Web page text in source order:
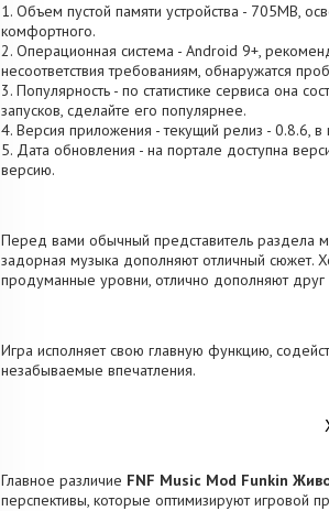
1. Объем пустой памяти устройства - 705MB,
комфортного.
2. Операционная система - Android 9+,
несоответствия требованиям, обнаружатся
3. Популярность - по статистике сервиса она
запусков, сделайте его популярнее.
4. Версия приложения - текущий релиз - 0.8.6,
5. Дата обновления - на портале доступна
версию.
Перед вами обычный представитель раздела
задорная музыка дополняют отличный сюжет.
продуманные уровни, отлично дополняют друг
Игра исполняет свою главную функцию,
незабываемые впечатления.
Главное различие FNF Music Mod Funkin
перспективы, которые оптимизируют игровой